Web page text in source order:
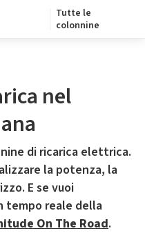
Tutte le
colonnine
nel
di ricarica elettrica.
la potenza, la
E se vuoi
tempo reale della
On The Road.